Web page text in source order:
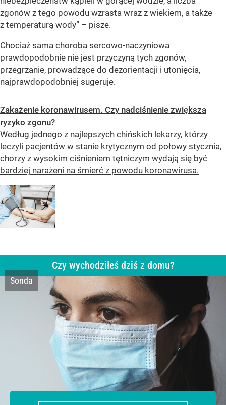
zgonów z tego powodu wzrasta wraz z wiekiem, a także
z temperaturą wody” – pisze.
Chociaż sama choroba sercowo-naczyniowa
prawdopodobnie nie jest przyczyną tych zgonów,
przegrzanie, prowadzące do dezorientacji i utonięcia,
najprawdopodobniej sugeruje.
Zakażenie koronawirusem. Czy nadciśnienie zwiększa
ryzyko zgonu?
Według jednego z najlepszych chińskich lekarzy, którzy
leczyli pacjentów w stanie krytycznym od połowy stycznia,
chorzy z wysokim ciśnieniem tętniczym wydają się być
bardziej narażeni na śmierć z powodu koronawirusa.
Nie i nie zamierzam w najbliższych
dniach.
Tak, byłem w sklepie/aptece.
Tak, wyprowadzałem psa.
Tak, ponieważ musiałem jechać
do pracy.
Czy wychodziłeś dziś z domu?
Sonda